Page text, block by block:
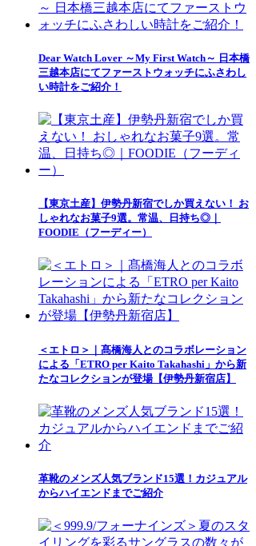
Dear Watch Lover ～My First Watch～ 日本橋
三越本店にてファーストウォッチにふさわし
い時計をご紹介！
【東京土産】伊勢丹新宿でしか買えない！ お
しゃれなお菓子9選。常温、日持ち◎｜
FOODIE（フーディー）
＜エトロ＞｜髙橋海人とのコラボレーション
による「ETRO per Kaito Takahashi」から新
たなコレクションが登場【伊勢丹新宿店】
革靴のメンズ人気ブランド15選！カジュアル
からハイエンドまでご紹介